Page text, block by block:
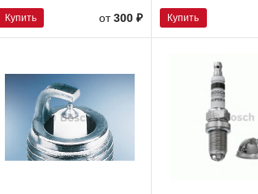
Купить от300 ₽ Купить